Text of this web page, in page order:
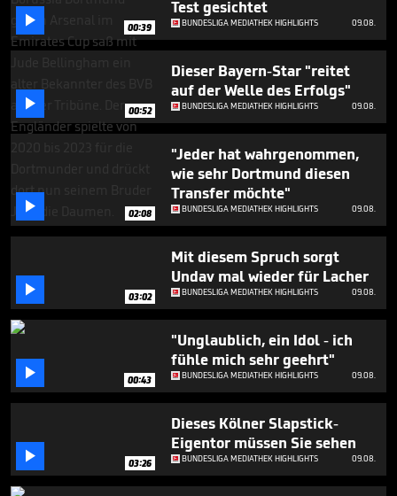
1
minute,
14
seconds
 00:39
Test gesichtet
BUNDESLIGA MEDIATHEK HIGHLIGHTS 09.08.
 00:52
Dieser Bayern-Star "reitet
auf der Welle des Erfolgs"
BUNDESLIGA MEDIATHEK HIGHLIGHTS 09.08.
 02:08
"Jeder hat wahrgenommen,
wie sehr Dortmund diesen
Transfer möchte"
BUNDESLIGA MEDIATHEK HIGHLIGHTS 09.08.
 03:02
Mit diesem Spruch sorgt
Undav mal wieder für Lacher
BUNDESLIGA MEDIATHEK HIGHLIGHTS 09.08.
 00:43
"Unglaublich, ein Idol - ich
fühle mich sehr geehrt"
BUNDESLIGA MEDIATHEK HIGHLIGHTS 09.08.
 03:26
Dieses Kölner Slapstick-
Eigentor müssen Sie sehen
BUNDESLIGA MEDIATHEK HIGHLIGHTS 09.08.